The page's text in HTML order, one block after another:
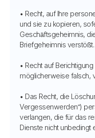
• Recht, auf Ihre
und sie zu kopieren,
Geschäftsgeheimnis,
Briefgeheimnis verstößt.
• Recht auf
möglicherweise falsch,
• Das Recht, die
Vergessenwerden“)
verlangen, die für das
Dienste nicht unbedingt